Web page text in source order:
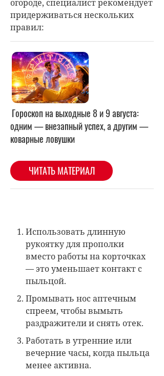
огороде, специалист рекомендует
придерживаться нескольких
правил:
Использовать длинную
рукоятку для прополки
вместо работы на корточках
— это уменьшает контакт с
пыльцой.
Промывать нос аптечным
спреем, чтобы вымыть
раздражители и снять отек.
Работать в утренние или
вечерние часы, когда пыльца
менее активна.